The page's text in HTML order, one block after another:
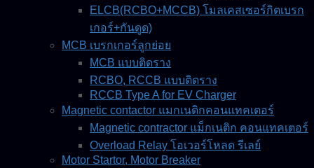
ELCB(RCBO+MCCB) โมลเคสเซอร์กิตเบรก
เกอร์+กันดูด)
MCB เบรกเกอร์ลูกย่อย
MCB แบบติดราง
RCBO, RCCB แบบติดราง
RCCB Type A for EV Charger
Magnetic contactor แมกเนติกคอนแทคเตอร์
Magnetic contractor แม็กเนติก คอนแทคเตอร์
Overload Relay โอเวอร์โหลด รีเลย์
Motor Startor, Motor Breaker